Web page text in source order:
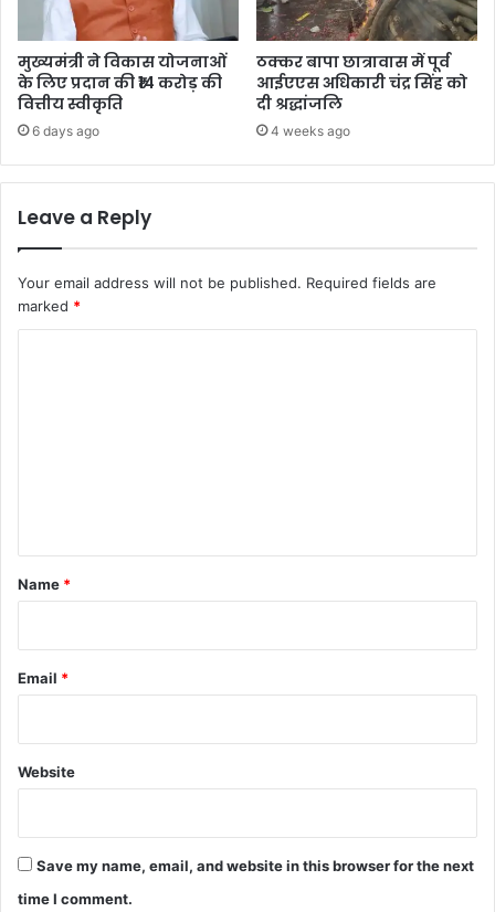
मुख्यमंत्री ने विकास योजनाओं
के लिए प्रदान की ₹14 करोड़ की
वित्तीय स्वीकृति
6 days ago
ठक्कर बापा छात्रावास में पूर्व
आईएएस अधिकारी चंद्र सिंह को
दी श्रद्धांजलि
4 weeks ago
Leave a Reply
Your email address will not be published. Required fields are
marked *
*
Name *
Email *
Website
Save my name, email, and website in this browser for the next
time I comment.